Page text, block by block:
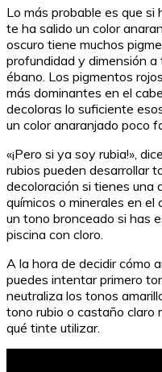
Lo más probable es que
te ha salido un color
oscuro tiene muchos
profundidad y dimensión
ébano. Los pigmentos
más dominantes en el
decoloras lo suficiente
un color anaranjado poco
«¡Pero si ya soy rubia!»,
rubios pueden desarrollar
decoloración si tienes una
químicos o minerales en el
un tono bronceado si has
piscina con cloro.
A la hora de decidir cómo
puedes intentar primero
neutraliza los tonos
tono rubio o castaño claro
qué tinte utilizar.